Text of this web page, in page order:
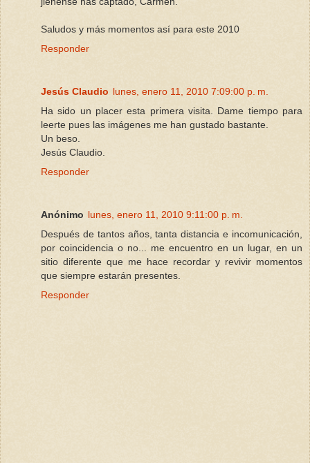
Saludos y más momentos así para este 2010
Responder
Jesús Claudio lunes, enero 11, 2010 7:09:00 p. m.
Ha sido un placer esta primera visita. Dame tiempo para
leerte pues las imágenes me han gustado bastante.
Un beso.
Jesús Claudio.
Responder
Anónimo lunes, enero 11, 2010 9:11:00 p. m.
Después de tantos años, tanta distancia e incomunicación,
por coincidencia o no... me encuentro en un lugar, en un
sitio diferente que me hace recordar y revivir momentos
que siempre estarán presentes.
Responder